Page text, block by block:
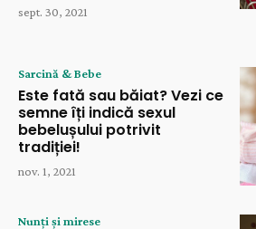
sept. 30, 2021
Sarcină & Bebe
Este fată sau băiat? Vezi ce
semne îți indică sexul
bebelușului potrivit
tradiției!
nov. 1, 2021
Nunți și mirese